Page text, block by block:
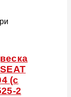
(с
2